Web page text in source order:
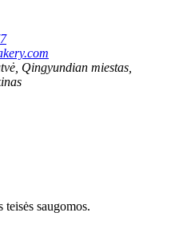
Qingyundian miestas,
saugomos.